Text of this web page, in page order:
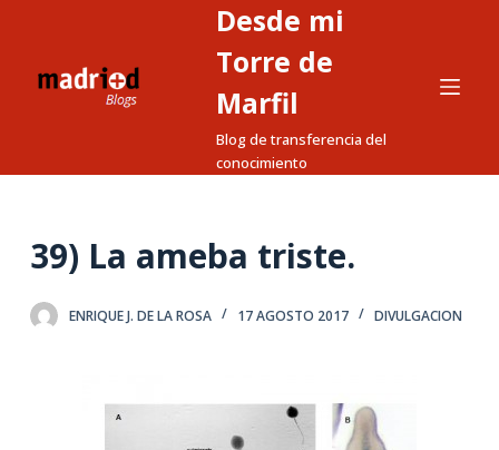
r
n
Desde mi
Torre de
Marfil
Blog de transferencia del
conocimiento
39) La ameba triste.
ENRIQUE J. DE LA ROSA 17 AGOSTO 2017 DIVULGACION